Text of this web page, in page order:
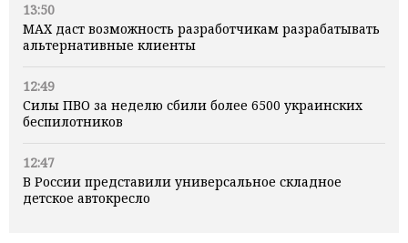
13:50
MAX даст возможность разработчикам разрабатывать
альтернативные клиенты
12:49
Силы ПВО за неделю сбили более 6500 украинских
беспилотников
12:47
В России представили универсальное складное
детское автокресло